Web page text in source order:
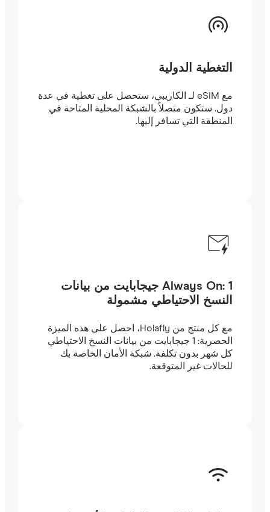
التغطية الدولية
مع eSIM لـ الكاريبي، ستحصل على تغطية في عدة
دول. ستكون متصلاً بالشبكة المحلية المتاحة في
المنطقة التي تسافر إليها.
Always On: 1 جيجابايت من بيانات
النسخ الاحتياطي مشمولة
مع كل منتج من Holafly، احصل على هذه الميزة
الحصرية: 1 جيجابايت من بيانات النسخ الاحتياطي
كل شهر بدون تكلفة. شبكة الأمان الخاصة بك
للحالات غير المتوقعة.